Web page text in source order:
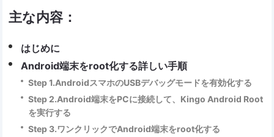
主な内容：
はじめに
Android端末をroot化する詳しい手順
Step 1.AndroidスマホのUSBデバッグモードを有効化する
Step 2.Android端末をPCに接続して、Kingo Android Root
を実行する
Step 3.ワンクリックでAndroid端末をroot化する